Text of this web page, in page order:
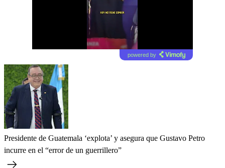
powered by
Presidente de Guatemala ‘explota’ y asegura que Gustavo Petro
incurre en el “error de un guerrillero”